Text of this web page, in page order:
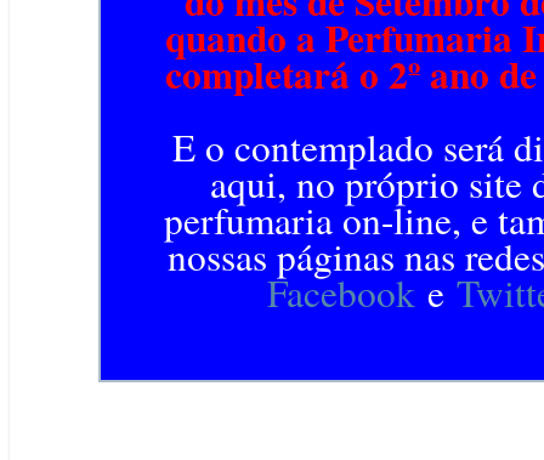
quando a Perfumaria
completará o 2º ano de
E o contemplado será
aqui, no próprio site
perfumaria on-line, e
nossas páginas nas
Facebooke